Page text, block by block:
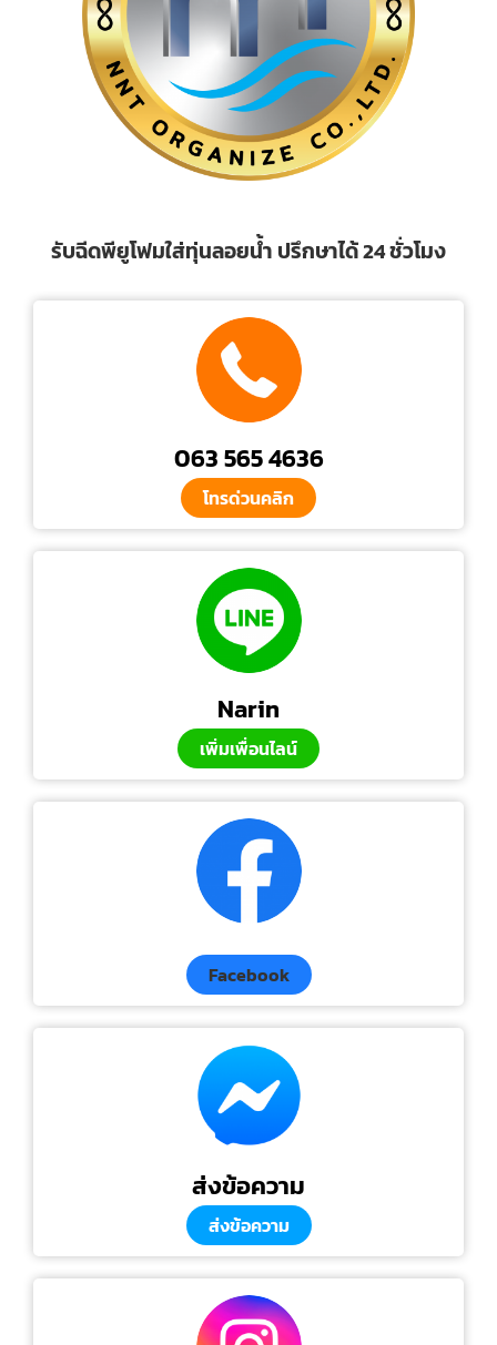
รับฉีดพียูโฟมใส่ทุ่นลอยน้ำ ปรึกษาได้ 24 ชั่วโมง
063 565 4636
โทรด่วนคลิก
Narin
เพิ่มเพื่อนไลน์
Facebook
ส่งข้อความ
ส่งข้อความ